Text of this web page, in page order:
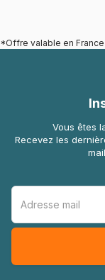
*Offre valable en
Vous êtes
Recevez les